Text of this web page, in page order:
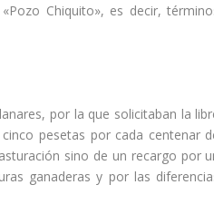
Chiquito», es decir,
por la que solicitaban la
pesetas por cada centenar
sino de un recargo por
ganaderas y por las